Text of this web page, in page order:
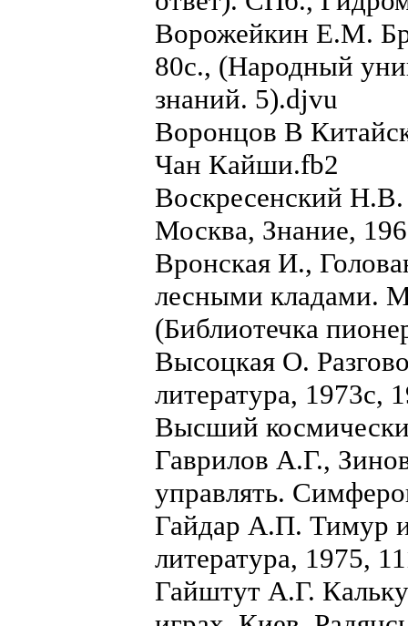
Ворожейкин Е.М.
80с., (Народный
знаний. 5).djvu
Воронцов В
Чан Кайши.fb2
Воскресенский
Москва, Знание,
Вронская И.,
лесными кладами.
(Библиотечка
Высоцкая О.
литература, 1973с,
Высший
Гаврилов А.Г.,
управлять.
Гайдар А.П. Тимур
литература, 1975,
Гайштут А.Г.